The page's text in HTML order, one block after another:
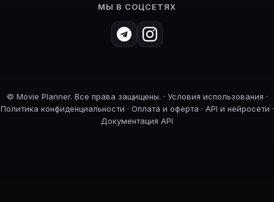
МЫ В СОЦСЕТЯХ
© Movie Planner. Все права защищены. · Условия использования ·
Политика конфиденциальности · Оплата и оферта · API и нейросети ·
Документация API